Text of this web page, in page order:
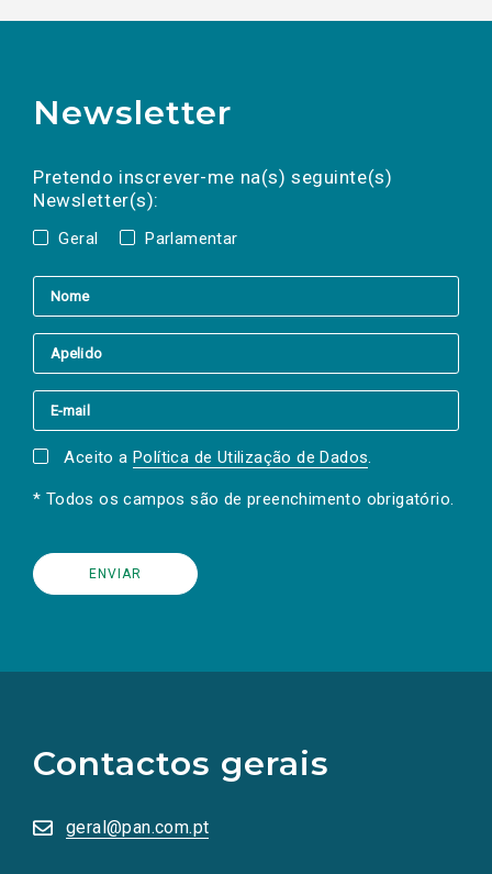
Newsletter
Pretendo inscrever-me na(s) seguinte(s)
Newsletter(s):
Geral Parlamentar
a(s) newsletter(s).
mail
Aceito a Política de Utilização de Dados.
* Todos os campos são de preenchimento obrigatório.
Contactos gerais
geral@pan.com.pt
redes
sociais
numa
nova